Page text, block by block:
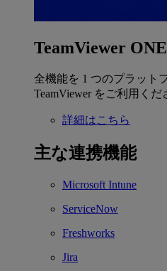
TeamViewer ONE
全機能を 1 つのプラット
TeamViewer をご利用くだ
詳細はこちら
主な連携機能
Microsoft Intune
ServiceNow
Freshworks
Jira